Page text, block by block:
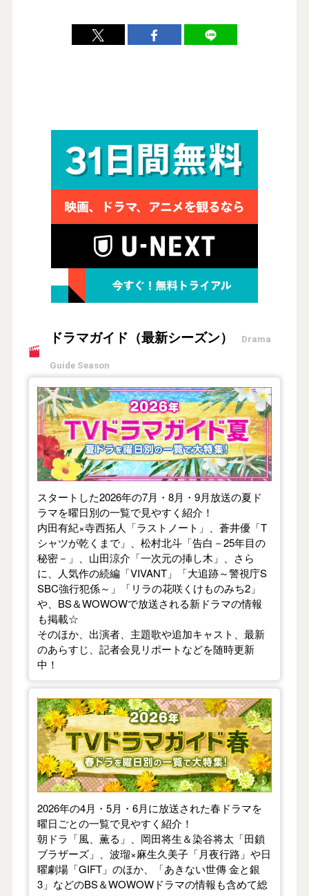
ドラマガイド（最新シーズン） Drama
Guide Season
【2026年夏】TVドラマガイド
スタートした2026年の7月・8月・9月放送の夏ド
ラマを曜日別の一覧で見やすく紹介！
内田有紀×寺西拓人「ラストノート」、蒼井優「T
シャツが乾くまで」、松村北斗「告白－25年目の
秘密－」、山田涼介「一次元の挿し木」、さら
に、人気作の続編「VIVANT」「大追跡～警視庁S
SBC強行犯係～」「リラの花咲くけものみち2」
や、BS＆WOWOWで放送される新ドラマの情報
も掲載☆
そのほか、出演者、主題歌や追加キャスト、最新
のあらすじ、記者会見リポートなどを随時更新
中！
【2026年春】TVドラマガイド
2026年の4月・5月・6月に放送された春ドラマを
曜日ごとの一覧で見やすく紹介！
朝ドラ「風、薫る」、岡田将生＆染谷将太「田鎖
ブラザーズ」、波瑠×麻生久美子「月夜行路」や日
曜劇場「GIFT」のほか、「あきない世傳 金と銀
3」などのBS＆WOWOWドラマの情報も含めて総